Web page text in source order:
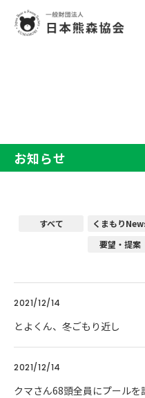
お知らせ
すべて くまもり
要望・提案
2021/12/14
とよくん、冬ごもり近し
2021/12/14
クマさん68頭全員にプール